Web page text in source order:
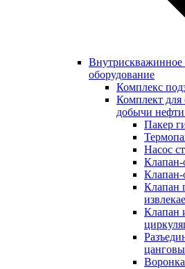
Внутрискважинное
оборудование
Комплекс
Комплект для
добычи нефти
Пакер
Насос
Клапан-
Клапан-
Клапан
Клапан